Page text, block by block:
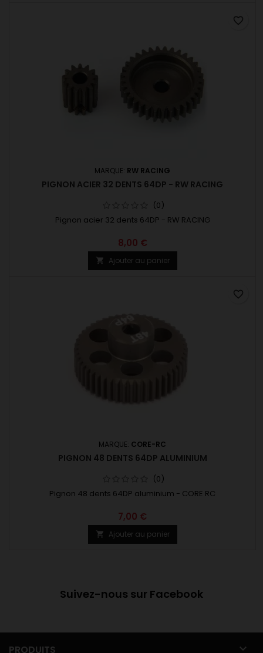
MARQUE: RW RACING
PIGNON ACIER 32 DENTS 64DP - RW RACING
(0)
Pignon acier 32 dents 64DP - RW RACING
8,00 €
 Ajouter au panier
favorite_border
MARQUE: CORE-RC
PIGNON 48 DENTS 64DP ALUMINIUM
(0)
Pignon 48 dents 64DP aluminium - CORE RC
7,00 €
 Ajouter au panier
favorite_border
Suivez-nous sur Facebook
PRODUITS 